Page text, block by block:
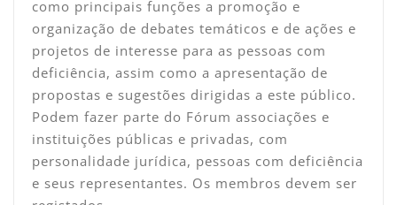
como principais funções a promoção e
organização de debates temáticos e de ações e
projetos de interesse para as pessoas com
deficiência, assim como a apresentação de
propostas e sugestões dirigidas a este público.
Podem fazer parte do Fórum associações e
instituições públicas e privadas, com
personalidade jurídica, pessoas com deficiência
e seus representantes. Os membros devem ser